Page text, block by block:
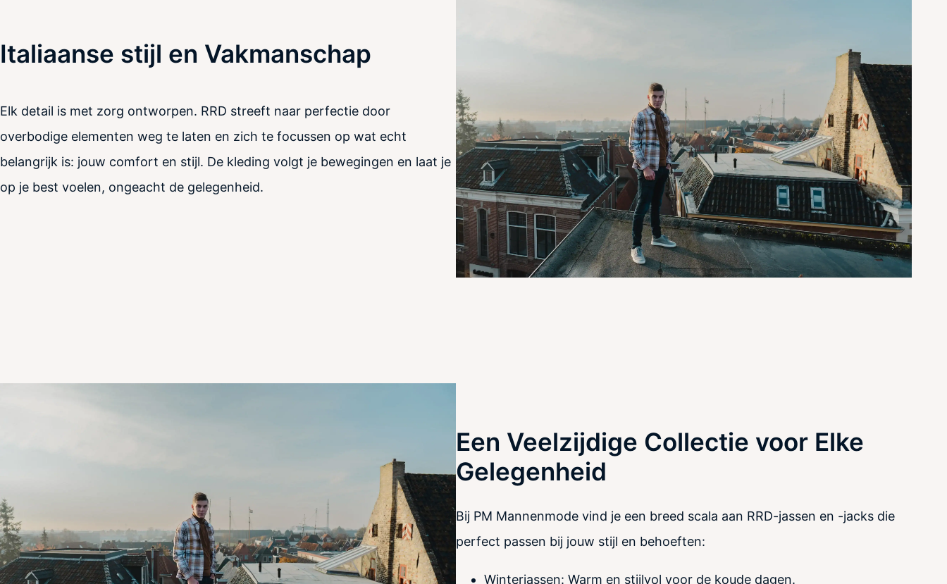
Italiaanse stijl en Vakmanschap
Elk detail is met zorg ontworpen. RRD streeft naar perfectie door
overbodige elementen weg te laten en zich te focussen op wat echt
belangrijk is: jouw comfort en stijl. De kleding volgt je bewegingen en laat je
op je best voelen, ongeacht de gelegenheid.
Een Veelzijdige Collectie voor Elke
Gelegenheid
Bij PM Mannenmode vind je een breed scala aan RRD-jassen en -jacks die
perfect passen bij jouw stijl en behoeften:
Winterjassen: Warm en stijlvol voor de koude dagen.